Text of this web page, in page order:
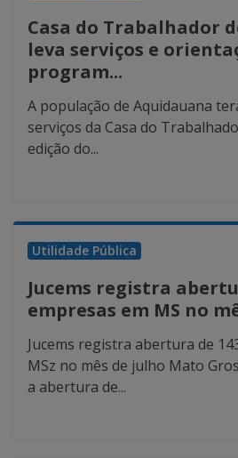
Casa do Trabalhador
leva serviços e
program...
A população de Aquidauana
serviços da Casa do
edição do...
Utilidade Pública
Jucems registra
empresas em MS no
Jucems registra abertura de
MSz no mês de julho Mato
a abertura de...